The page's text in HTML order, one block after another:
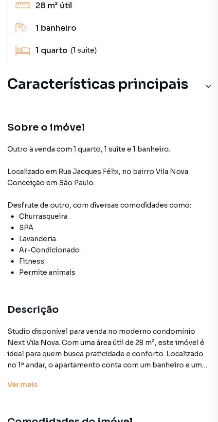
28 m² útil
1 banheiro
1 quarto (1 suíte)
Características principais
Sobre o imóvel
Outro à venda com 1 quarto, 1 suite e 1 banheiro.
Localizado em Rua Jacques Félix, no bairro Vila Nova
Conceição em São Paulo.
Desfrute de outro, com diversas comodidades como:
Churrasqueira
SPA
Lavanderia
Ar-Condicionado
Fitness
Permite animais
Descrição
Studio disponível para venda no moderno condomínio
Next Vila Nova. Com uma área útil de 28 m², este imóvel é
ideal para quem busca praticidade e conforto. Localizado
no 1º andar, o apartamento conta com um banheiro e um
planejados que otimizam o espaço.
Ver mais